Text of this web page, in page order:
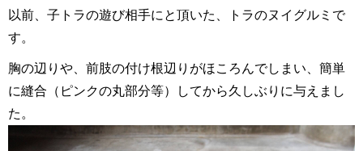
以前、子トラの遊び相手にと頂いた、トラのヌイグルミで
す。
胸の辺りや、前肢の付け根辺りがほころんでしまい、簡単
に縫合（ピンクの丸部分等）してから久しぶりに与えまし
た。